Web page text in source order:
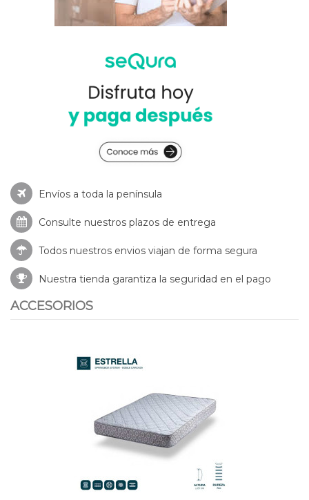
Envíos a toda la península
Consulte nuestros plazos de entrega
Todos nuestros envios viajan de forma segura
Nuestra tienda garantiza la seguridad en el pago
ACCESORIOS